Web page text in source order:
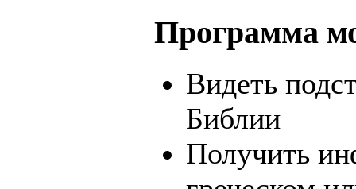
Программа
Видеть
Библии
Получить